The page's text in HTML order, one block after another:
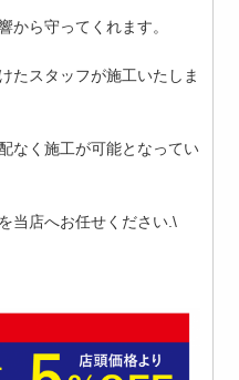
から守ってくれます。
たスタッフが施工いたしま
なく施工が可能となってい
当店へお任せください.\